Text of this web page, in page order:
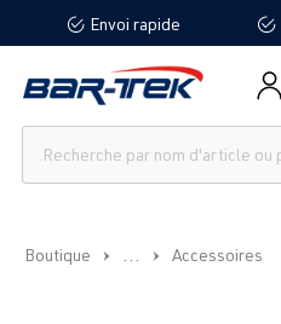
principalEnvoi rapide
Boutique ... Accessoires